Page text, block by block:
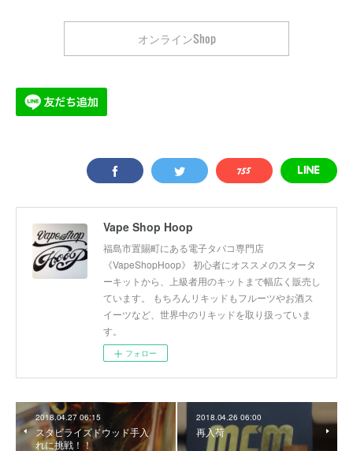
オンラインShop
Vape Shop Hoop
福島市置賜町にある電子タバコ専門店
《VapeShopHoop》 初心者にオススメのスタータ
ーキットから、上級者用のキットまで幅広く販売し
ています。 もちろんリキッドもフルーツやお酒ス
イーツなど、世界中のリキッドを取り扱っていま
す。
フォロー
2018.04.27 06:15
スタビライズドウッド手入
れに挑戦！！
2018.04.26 06:00
再入荷